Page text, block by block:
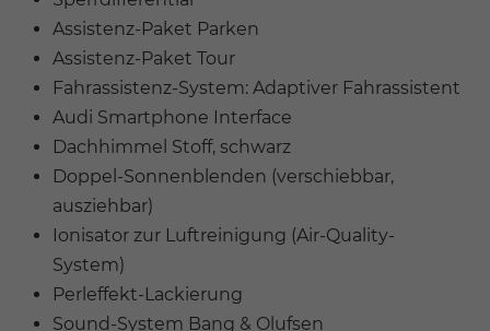
Assistenz-Paket Parken
Assistenz-Paket Tour
Fahrassistenz-System: Adaptiver Fahrassistent
Audi Smartphone Interface
Dachhimmel Stoff, schwarz
Doppel-Sonnenblenden (verschiebbar,
ausziehbar)
Ionisator zur Luftreinigung (Air-Quality-
System)
Perleffekt-Lackierung
Sound-System Bang & Olufsen